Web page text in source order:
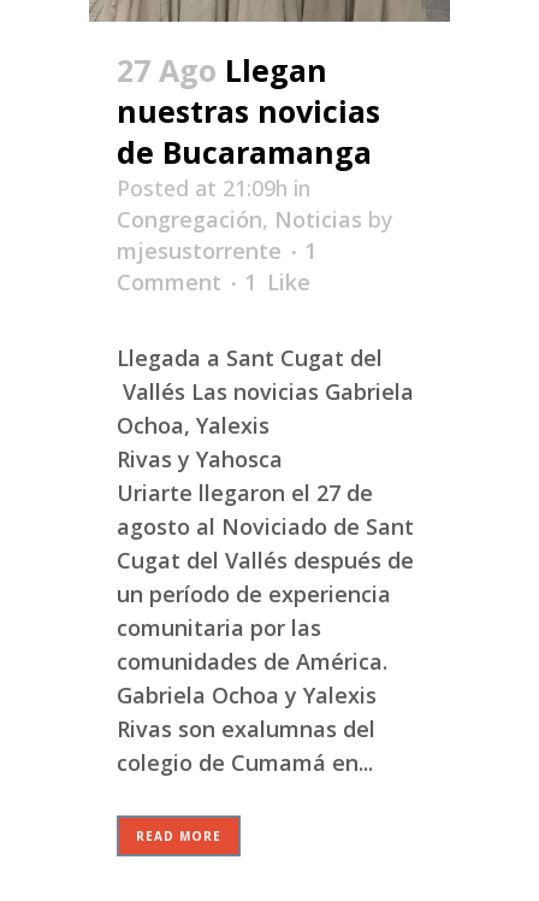
27 Ago Llegan
nuestras novicias
de Bucaramanga
Posted at 21:09h in
Congregación, Noticias by
mjesustorrente
1
Comment
1 Like
Llegada a Sant Cugat del
Vallés Las novicias Gabriela
Ochoa, Yalexis
Rivas y Yahosca
Uriarte llegaron el 27 de
agosto al Noviciado de Sant
Cugat del Vallés después de
un período de experiencia
comunitaria por las
comunidades de América.
Gabriela Ochoa y Yalexis
Rivas son exalumnas del
colegio de Cumamá en...
READ MORE